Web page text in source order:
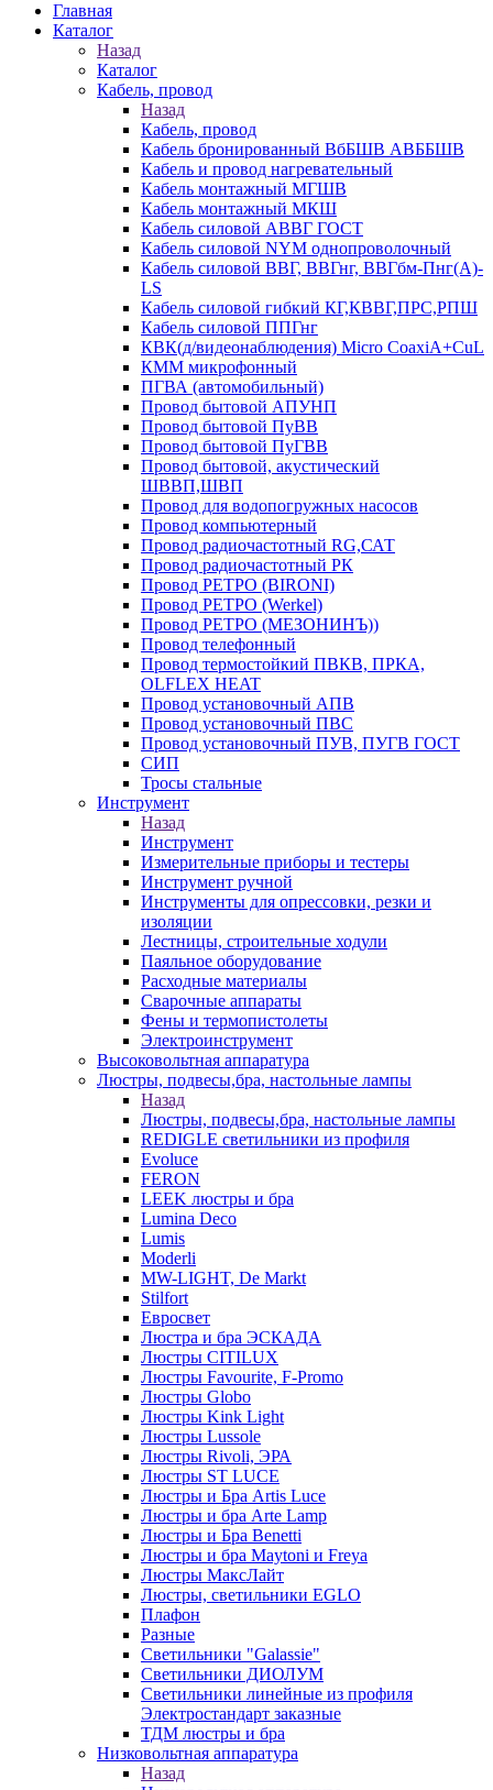
Главная
Каталог
Назад
Каталог
Кабель, провод
Назад
Кабель, провод
Кабель бронированный ВбБШВ АВББШВ
Кабель и провод нагревательный
Кабель монтажный МГШВ
Кабель монтажный МКШ
Кабель силовой АВВГ ГОСТ
Кабель силовой NYM однопроволочный
Кабель силовой ВВГ, ВВГнг, ВВГбм-Пнг(А)-
LS
Кабель силовой гибкий КГ,КВВГ,ПРС,РПШ
Кабель силовой ППГнг
КВК(д/видеонаблюдения) Micro CoaxiA+CuL
КММ микрофонный
ПГВА (автомобильный)
Провод бытовой АПУНП
Провод бытовой ПуВВ
Провод бытовой ПуГВВ
Провод бытовой, акустический
ШВВП,ШВП
Провод для водопогружных насосов
Провод компьютерный
Провод радиочастотный RG,САТ
Провод радиочастотный РК
Провод РЕТРО (BIRONI)
Провод РЕТРО (Werkel)
Провод РЕТРО (МЕЗОНИНЪ))
Провод телефонный
Провод термостойкий ПВКВ, ПРКА,
OLFLEX HEAT
Провод установочный АПВ
Провод установочный ПВС
Провод установочный ПУВ, ПУГВ ГОСТ
СИП
Тросы стальные
Инструмент
Назад
Инструмент
Измерительные приборы и тестеры
Инструмент ручной
Инструменты для опрессовки, резки и
изоляции
Лестницы, строительные ходули
Паяльное оборудование
Расходные материалы
Сварочные аппараты
Фены и термопистолеты
Электроинструмент
Высоковольтная аппаратура
Люстры, подвесы,бра, настольные лампы
Назад
Люстры, подвесы,бра, настольные лампы
REDIGLE светильники из профиля
Evoluce
FERON
LEEK люстры и бра
Lumina Deco
Lumis
Moderli
MW-LIGHT, De Markt
Stilfort
Евросвет
Люстра и бра ЭСКАДА
Люстры CITILUX
Люстры Favourite, F-Promo
Люстры Globo
Люстры Kink Light
Люстры Lussole
Люстры Rivoli, ЭРА
Люстры ST LUCE
Люстры и Бра Artis Luce
Люстры и бра Arte Lamp
Люстры и Бра Benetti
Люстры и бра Maytoni и Freya
Люстры МаксЛайт
Люстры, светильники EGLO
Плафон
Разные
Светильники "Galassie"
Светильники ДИОЛУМ
Светильники линейные из профиля
Электростандарт заказные
ТДМ люстры и бра
Низковольтная аппаратура
Назад